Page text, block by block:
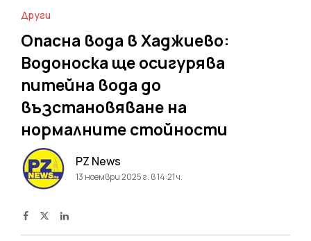
Други
Опасна вода в Хаджиево:
Водоноска ще осигурява
питейна вода до
възстановяване на
нормалните стойности
PZ News
13 ноември 2025 г. в 14:21 ч.